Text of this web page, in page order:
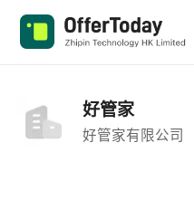
好管家
好管家有限公司